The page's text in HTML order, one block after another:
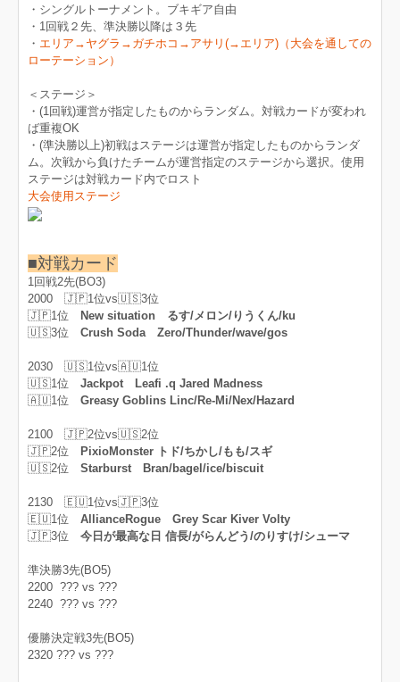
・シングルトーナメント。ブキギア自由
・1回戦２先、準決勝以降は３先
・ エリア→ヤグラ→ガチホコ→アサリ(→エリア)（大会を通しての
ローテーション）
＜ステージ＞
・(1回戦)運営が指定したものからランダム。対戦カードが変われ
ば重複OK
・(準決勝以上)初戦はステージは運営が指定したものからランダ
ム。次戦から負けたチームが運営指定のステージから選択。使用
ステージは対戦カード内でロスト
大会使用ステージ
■対戦カード
1回戦2先(BO3)
2000 🇯🇵1位vs🇺🇸3位
🇯🇵1位
New situation るす/メロン/りうくん/ku
🇺🇸3位 Crush Soda Zero/Thunder/wave/gos
2030 🇺🇸1位vs🇦🇺1位
🇺🇸1位 Jackpot Leafi .q Jared Madness
🇦🇺1位 Greasy Goblins Linc/Re-Mi/Nex/Hazard
2100 🇯🇵2位vs🇺🇸2位
🇯🇵2位
PixioMonster トド/ちかし/もも/スギ
🇺🇸2位 Starburst Bran/bagel/ice/biscuit
2130 🇪🇺1位vs🇯🇵3位
🇪🇺1位 AllianceRogue Grey Scar Kiver Volty
🇯🇵3位 今日が最高な日 信長/がらんどう/のりすけ/シューマ
準決勝3先(BO5)
2200 ??? vs ???
2240 ??? vs ???
優勝決定戦3先(BO5)
2320 ??? vs ???